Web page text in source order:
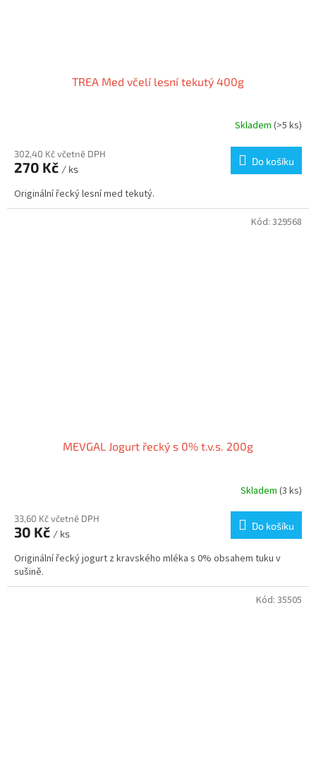
TREA Med včelí lesní tekutý 400g
Skladem (>5 ks)
302,40 Kč včetně DPH
270 Kč / ks
Do košíku
Originální řecký lesní med tekutý.
MEVGAL Jogurt řecký s 0% t.v.s. 200g
Skladem (3 ks)
33,60 Kč včetně DPH
30 Kč / ks
Do košíku
Originální řecký jogurt z kravského mléka s 0% obsahem tuku v
sušině.
Kód: 329568
Kód: 35505